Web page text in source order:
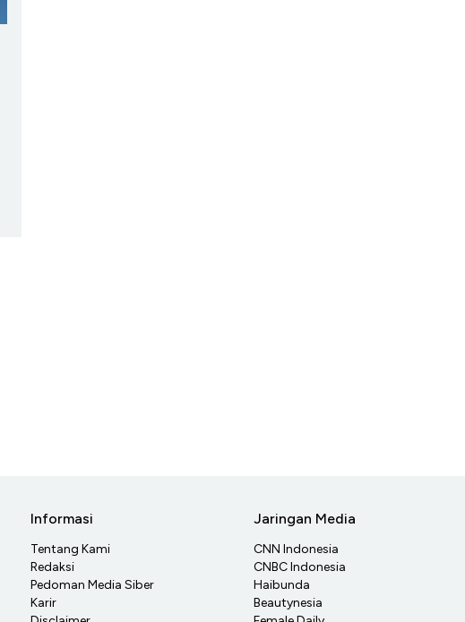
Informasi
Tentang Kami
Redaksi
Pedoman Media Siber
Karir
Jaringan Media
CNN Indonesia
CNBC Indonesia
Haibunda
Beautynesia